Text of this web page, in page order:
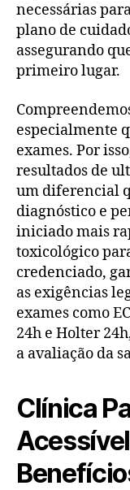
necessárias
plano de
assegurando
primeiro lugar.
especialmente
exames. Por
resultados de
um diferencial
diagnóstico e
iniciado mais
toxicológico
credenciado,
as exigências
exames como
24h e Holter
a avaliação da
Clínica